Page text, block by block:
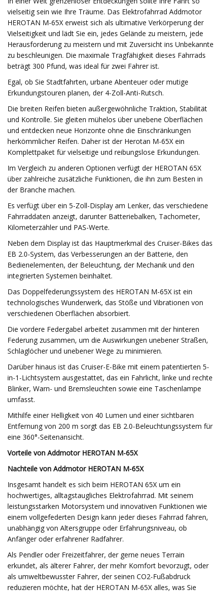
vielseitig sein wie Ihre Träume. Das Elektrofahrrad Addmotor
HEROTAN M-65X erweist sich als ultimative Verkörperung der
Vielseitigkeit und lädt Sie ein, jedes Gelände zu meistern, jede
Herausforderung zu meistern und mit Zuversicht ins Unbekannte
zu beschleunigen. Die maximale Tragfähigkeit dieses Fahrrads
beträgt 300 Pfund, was ideal für zwei Fahrer ist.
Egal, ob Sie Stadtfahrten, urbane Abenteuer oder mutige
Erkundungstouren planen, der 4-Zoll-Anti-Rutsch.
Die breiten Reifen bieten außergewöhnliche Traktion, Stabilität
und Kontrolle. Sie gleiten mühelos über unebene Oberflächen
und entdecken neue Horizonte ohne die Einschränkungen
herkömmlicher Reifen. Daher ist der Herotan M-65X ein
Komplettpaket für vielseitige und reibungslose Erkundungen.
Im Vergleich zu anderen Optionen verfügt der HEROTAN 65X
über zahlreiche zusätzliche Funktionen, die ihn zum Besten in
der Branche machen.
Es verfügt über ein 5-Zoll-Display am Lenker, das verschiedene
Fahrraddaten anzeigt, darunter Batteriebalken, Tachometer,
Kilometerzähler und PAS-Werte.
Neben dem Display ist das Hauptmerkmal des Cruiser-Bikes das
EB 2.0-System, das Verbesserungen an der Batterie, den
Bedienelementen, der Beleuchtung, der Mechanik und den
integrierten Systemen beinhaltet.
Das Doppelfederungssystem des HEROTAN M-65X ist ein
technologisches Wunderwerk, das Stöße und Vibrationen von
verschiedenen Oberflächen absorbiert.
Die vordere Federgabel arbeitet zusammen mit der hinteren
Federung zusammen, um die Auswirkungen unebener Straßen,
Schlaglöcher und unebener Wege zu minimieren.
Darüber hinaus ist das Cruiser-E-Bike mit einem patentierten 5-
in-1-Lichtsystem ausgestattet, das ein Fahrlicht, linke und rechte
Blinker, Warn- und Bremsleuchten sowie eine Taschenlampe
umfasst.
Mithilfe einer Helligkeit von 40 Lumen und einer sichtbaren
Entfernung von 200 m sorgt das EB 2.0-Beleuchtungssystem für
eine 360°-Seitenansicht.
Vorteile von Addmotor HEROTAN M-65X
Nachteile von Addmotor HEROTAN M-65X
Insgesamt handelt es sich beim HEROTAN 65X um ein
hochwertiges, alltagstaugliches Elektrofahrrad. Mit seinem
leistungsstarken Motorsystem und innovativen Funktionen wie
einem vollgefederten Design kann jeder dieses Fahrrad fahren,
unabhängig von Altersgruppe oder Erfahrungsniveau, ob
Anfänger oder erfahrener Radfahrer.
Als Pendler oder Freizeitfahrer, der gerne neues Terrain
erkundet, als älterer Fahrer, der mehr Komfort bevorzugt, oder
als umweltbewusster Fahrer, der seinen CO2-Fußabdruck
reduzieren möchte, hat der HEROTAN M-65X alles, was Sie